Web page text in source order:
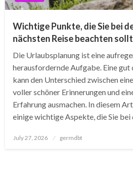
Wichtige Punkte, die Sie bei
nächsten Reise beachten
Die Urlaubsplanung ist eine
herausfordernde Aufgabe. Eine gut
kann den Unterschied zwischen
voller schöner Erinnerungen und
Erfahrung ausmachen. In diesem
einige wichtige Aspekte, die Sie
Posted
July 27, 2026 germdbt